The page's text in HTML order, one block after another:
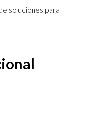
soluciones para